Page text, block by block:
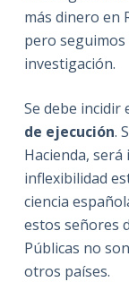
más dinero en
pero
investigación.
Se debe incidir
de ejecución.
Hacienda,
inflexibilidad
ciencia
estos señores
Públicas no
otros países.